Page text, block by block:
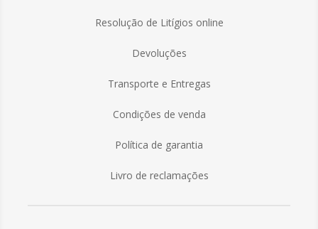
Resolução de Litígios online
Devoluções
Transporte e Entregas
Condições de venda
Política de garantia
Livro de reclamações